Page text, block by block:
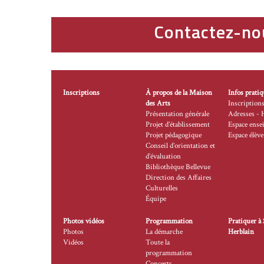
Contactez-
Inscriptions
À propos de la Maison
des Arts
Présentation générale
Projet d’établissement
Projet pédagogique
Conseil d’orientation et
d’évaluation
Bibliothèque Bellevue
Direction des Affaires
Culturelles
Équipe
Infos
Inscriptions
Adresses -
Espace
Espace élève
Photos vidéos
Photos
Vidéos
Programmation
La démarche
Toute la
programmation
Pratiquer à
Herblain